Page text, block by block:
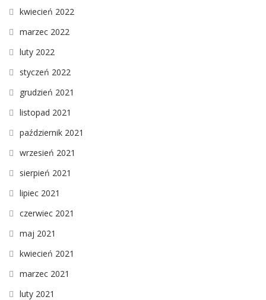
kwiecień 2022
marzec 2022
luty 2022
styczeń 2022
grudzień 2021
listopad 2021
październik 2021
wrzesień 2021
sierpień 2021
lipiec 2021
czerwiec 2021
maj 2021
kwiecień 2021
marzec 2021
luty 2021